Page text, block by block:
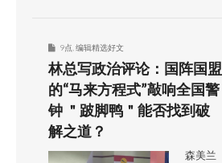
9点 编辑精选好文
林总写政治评论：国阵国盟
的“马来方程式”敲响全国警
钟 ＂跛脚鸭＂能否找到破
解之道？
森美兰